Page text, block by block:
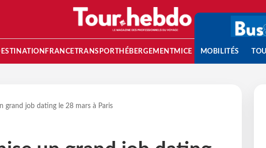
FRANCETRANSPORT HÉBERGEMENTMICE MOBILITÉS
grand job dating le 28 mars à Paris